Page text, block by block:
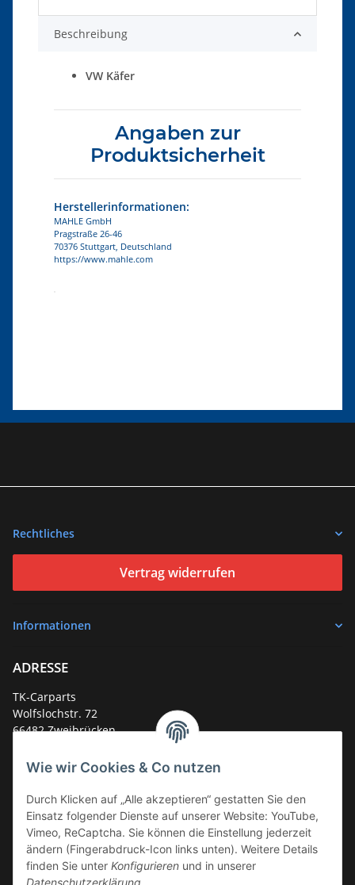
Wie wir Cookies & Co nutzen
Durch Klicken auf „Alle akzeptieren“ gestatten Sie den
Einsatz folgender Dienste auf unserer Website: YouTube,
Vimeo, ReCaptcha. Sie können die Einstellung jederzeit
ändern (Fingerabdruck-Icon links unten). Weitere Details
finden Sie unter Konfigurieren und in unserer
Beschreibung
VW Käfer
Angaben zur
Produktsicherheit
Herstellerinformationen:
MAHLE GmbH
Pragstraße 26-46
70376 Stuttgart, Deutschland
https://www.mahle.com
Rechtliches
Vertrag widerrufen
Informationen
ADRESSE
TK-Carparts
Wolfslochstr. 72
66482 Zweibrücken
Service-Hotline +49 (0)6332 - 48 58 48
E-Mail:mail@tk-carparts.de
Montag-Donnerstag von 13 bis 16 Uhr